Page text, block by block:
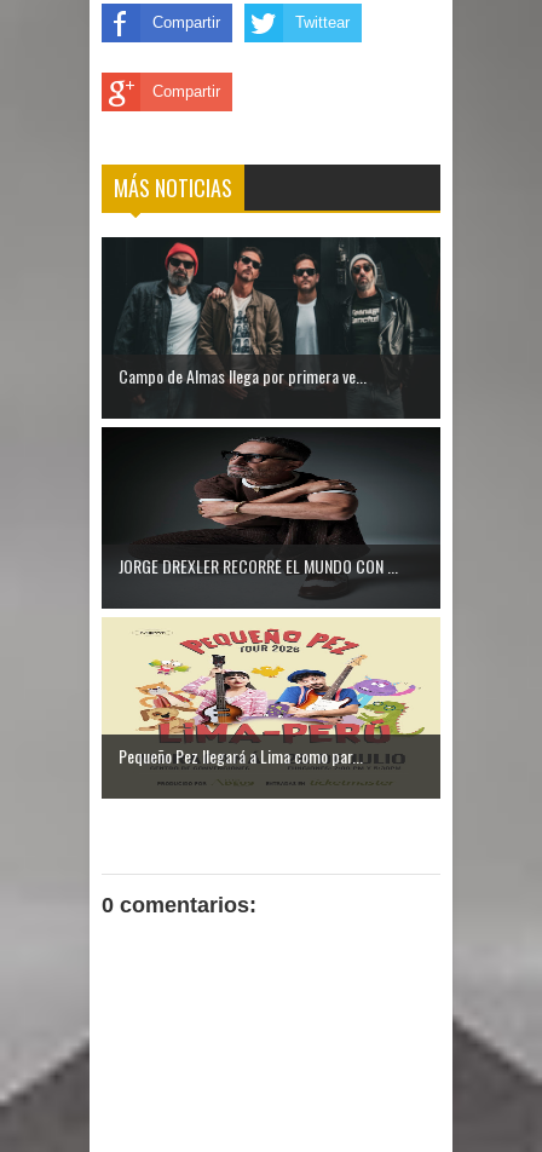
Compartir Twittear
Compartir
MÁS NOTICIAS
Campo de Almas llega por primera ve...
JORGE DREXLER RECORRE EL MUNDO CON ...
Pequeño Pez llegará a Lima como par...
0 comentarios: